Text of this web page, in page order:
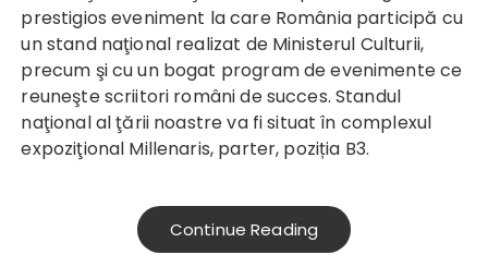
prestigios eveniment la care România participă cu
un stand naţional realizat de Ministerul Culturii,
precum şi cu un bogat program de evenimente ce
reuneşte scriitori români de succes. Standul
naţional al ţării noastre va fi situat în complexul
expoziţional Millenaris, parter, poziția B3.
Continue Reading